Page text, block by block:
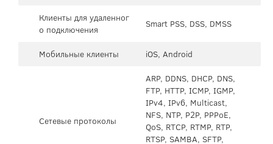
Клиенты для удаленног
о подключения
Smart PSS, DSS, DMSS
Мобильные клиенты iOS, Android
Сетевые протоколы
ARP, DDNS, DHCP, DNS,
FTP, HTTP, ICMP, IGMP,
IPv4, IPv6, Multicast,
NFS, NTP, P2P, PPPoE,
QoS, RTCP, RTMP, RTP,
RTSP, SAMBA, SFTP,